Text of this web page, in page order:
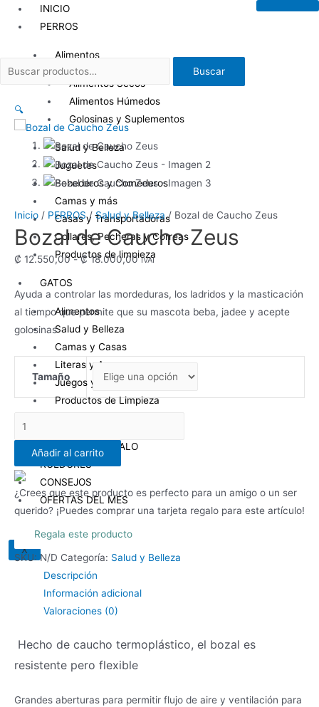
INICIO
PERROS
Alimentos
Alimentos Secos
Alimentos Húmedos
Golosinas y Suplementos
Salud y Belleza
Juguetes
Bebederos y Comederos
Camas y más
Casas y Transportadoras
Collares, Pecheras y Correas
Productos de limpieza
GATOS
Alimentos
Salud y Belleza
Camas y Casas
Literas y Arena
Juegos y Rascadores
Productos de Limpieza
TARJETA DE REGALO
ROEDORES
CONSEJOS
OFERTAS DEL MES
X
Buscar
🔍
Inicio / PERROS/Salud y Belleza/ Bozal de Caucho Zeus
Bozal de Caucho Zeus
₡ 12.550,00 - ₡18.000,00Rango
precios:
desde
IVAI
Ayuda a controlar las mordeduras, los ladridos y la masticación
al tiempo que permite que su mascota beba, jadee y acepte
golosinas
Tamaño
Bozal
de
Caucho
Zeus
cantidad
Añadir al carrito
¿Crees que este producto es perfecto para un amigo o un ser
querido? ¡Puedes comprar una tarjeta regalo para este artículo!
Regala este producto
SKU:N/D Categoría: Salud y Belleza
Descripción
Información adicional
Valoraciones (0)
Hecho de caucho termoplástico, el bozal es
resistente pero flexible
Grandes aberturas para permitir flujo de aire y ventilación para